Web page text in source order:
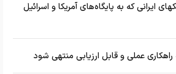
نگاهی به کلاهک‎ موشک‎های ایرانی که به پایگاه‌های آمریکا و اسرائیل
عملی و قابل ارزیابی منتهی شود